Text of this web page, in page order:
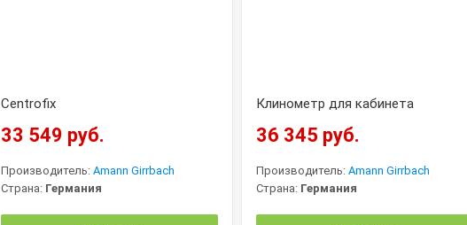
Centrofix
33 549 руб.
Производитель: Amann Girrbach
Страна: Германия
Клинометр для кабинета
36 345 руб.
Производитель:Amann Girrbach
Страна: Германия